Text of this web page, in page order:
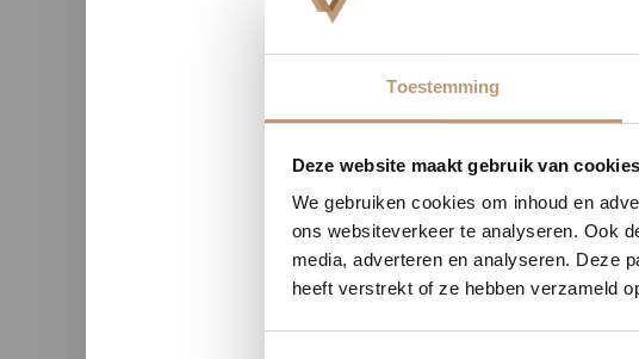
Nu tijdelijk
Toestemming
Deze website maakt gebruik van cookies
We gebruiken cookies om inhoud en
ons websiteverkeer te analyseren. Ook
media, adverteren en analyseren. Deze
heeft verstrekt of ze hebben verzameld
Sophie uit Arnhem -
★★★★★
advies!